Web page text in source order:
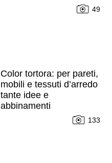
49
Color tortora: per pareti,
mobili e tessuti d’arredo
tante idee e
abbinamenti
133